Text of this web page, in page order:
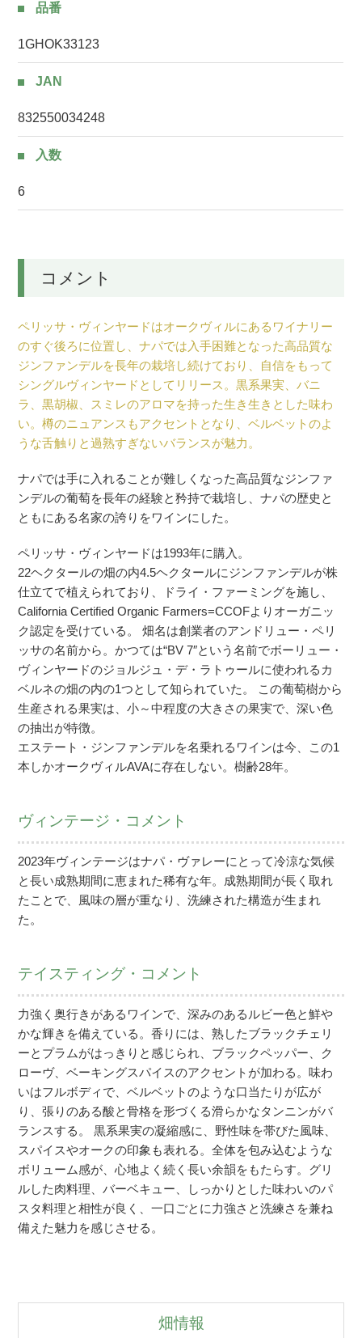
品番
1GHOK33123
JAN
832550034248
入数
6
コメント
ペリッサ・ヴィンヤードはオークヴィルにあるワイナリー
のすぐ後ろに位置し、ナパでは入手困難となった高品質な
ジンファンデルを長年の栽培し続けており、自信をもって
シングルヴィンヤードとしてリリース。黒系果実、バニ
ラ、黒胡椒、スミレのアロマを持った生き生きとした味わ
い。樽のニュアンスもアクセントとなり、ベルベットのよ
うな舌触りと過熟すぎないバランスが魅力。
ナパでは手に入れることが難しくなった高品質なジンファ
ンデルの葡萄を長年の経験と矜持で栽培し、ナパの歴史と
ともにある名家の誇りをワインにした。
ペリッサ・ヴィンヤードは1993年に購入。
22ヘクタールの畑の内4.5ヘクタールにジンファンデルが株
仕立てで植えられており、ドライ・ファーミングを施し、
California Certified Organic Farmers=CCOFよりオーガニッ
ク認定を受けている。 畑名は創業者のアンドリュー・ペリ
ッサの名前から。かつては“BV 7″という名前でボーリュー・
ヴィンヤードのジョルジュ・デ・ラトゥールに使われるカ
ベルネの畑の内の1つとして知られていた。 この葡萄樹から
生産される果実は、小～中程度の大きさの果実で、深い色
の抽出が特徴。
エステート・ジンファンデルを名乗れるワインは今、この1
本しかオークヴィルAVAに存在しない。樹齢28年。
ヴィンテージ・コメント
2023年ヴィンテージはナパ・ヴァレーにとって冷涼な気候
と長い成熟期間に恵まれた稀有な年。成熟期間が長く取れ
たことで、風味の層が重なり、洗練された構造が生まれ
た。
テイスティング・コメント
力強く奥行きがあるワインで、深みのあるルビー色と鮮や
かな輝きを備えている。香りには、熟したブラックチェリ
ーとプラムがはっきりと感じられ、ブラックペッパー、ク
ローヴ、ベーキングスパイスのアクセントが加わる。味わ
いはフルボディで、ベルベットのような口当たりが広が
り、張りのある酸と骨格を形づくる滑らかなタンニンがバ
ランスする。 黒系果実の凝縮感に、野性味を帯びた風味、
スパイスやオークの印象も表れる。全体を包み込むような
ボリューム感が、心地よく続く長い余韻をもたらす。グリ
ルした肉料理、バーベキュー、しっかりとした味わいのパ
スタ料理と相性が良く、一口ごとに力強さと洗練さを兼ね
備えた魅力を感じさせる。
畑情報